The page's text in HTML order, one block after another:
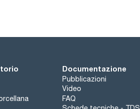
Documentazione
Pubblicazioni
Video
FAQ